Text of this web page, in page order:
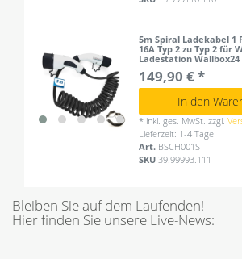
5m Spiral Ladekabel 1
16A Typ 2 zu Typ 2 für
Ladestation Wallbox24
149,90 € *
In den
* inkl. ges. MwSt. zzgl.
Lieferzeit: 1-4 Tage
Art. BSCH001S
SKU39.99993.111
Bleiben Sie auf dem Laufenden!
Hier finden Sie unsere Live-News: